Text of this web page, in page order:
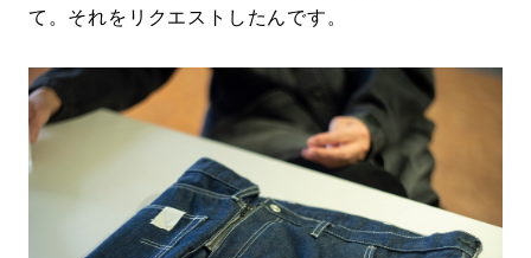
て。それをリクエストしたんです。